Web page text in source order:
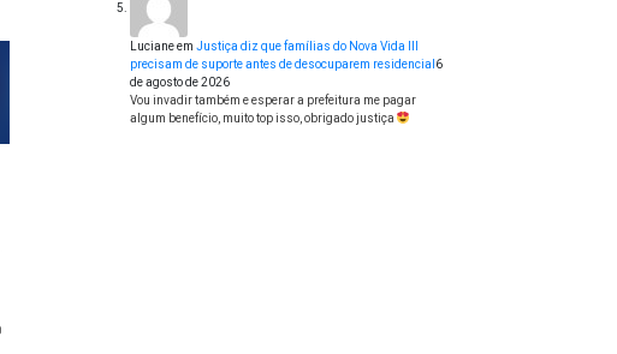
Lucianeem Justiça diz que famílias do Nova Vida III
precisam de suporte antes de desocuparem residencial 6
de agosto de 2026
Vou invadir também e esperar a prefeitura me pagar
algum benefício, muito top isso, obrigado justiça